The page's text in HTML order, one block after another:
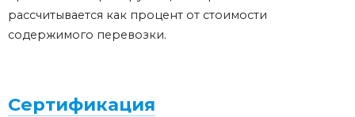
рассчитывается как процент от стоимости
содержимого перевозки.
Сертификация